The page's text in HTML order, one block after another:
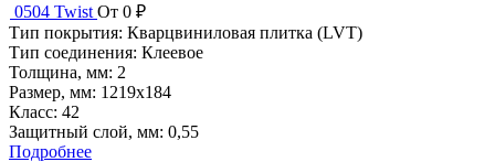
0504 Twist От 0 ₽
Тип покрытия: Кварцвиниловая плитка (LVT)
Тип соединения: Клеевое
Толщина, мм: 2
Размер, мм: 1219x184
Класс: 42
Защитный слой, мм: 0,55
Подробнее